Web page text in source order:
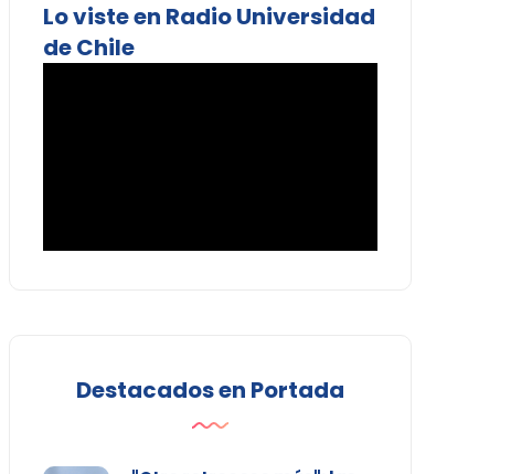
Lo viste en Radio Universidad
de Chile
Destacados en Portada